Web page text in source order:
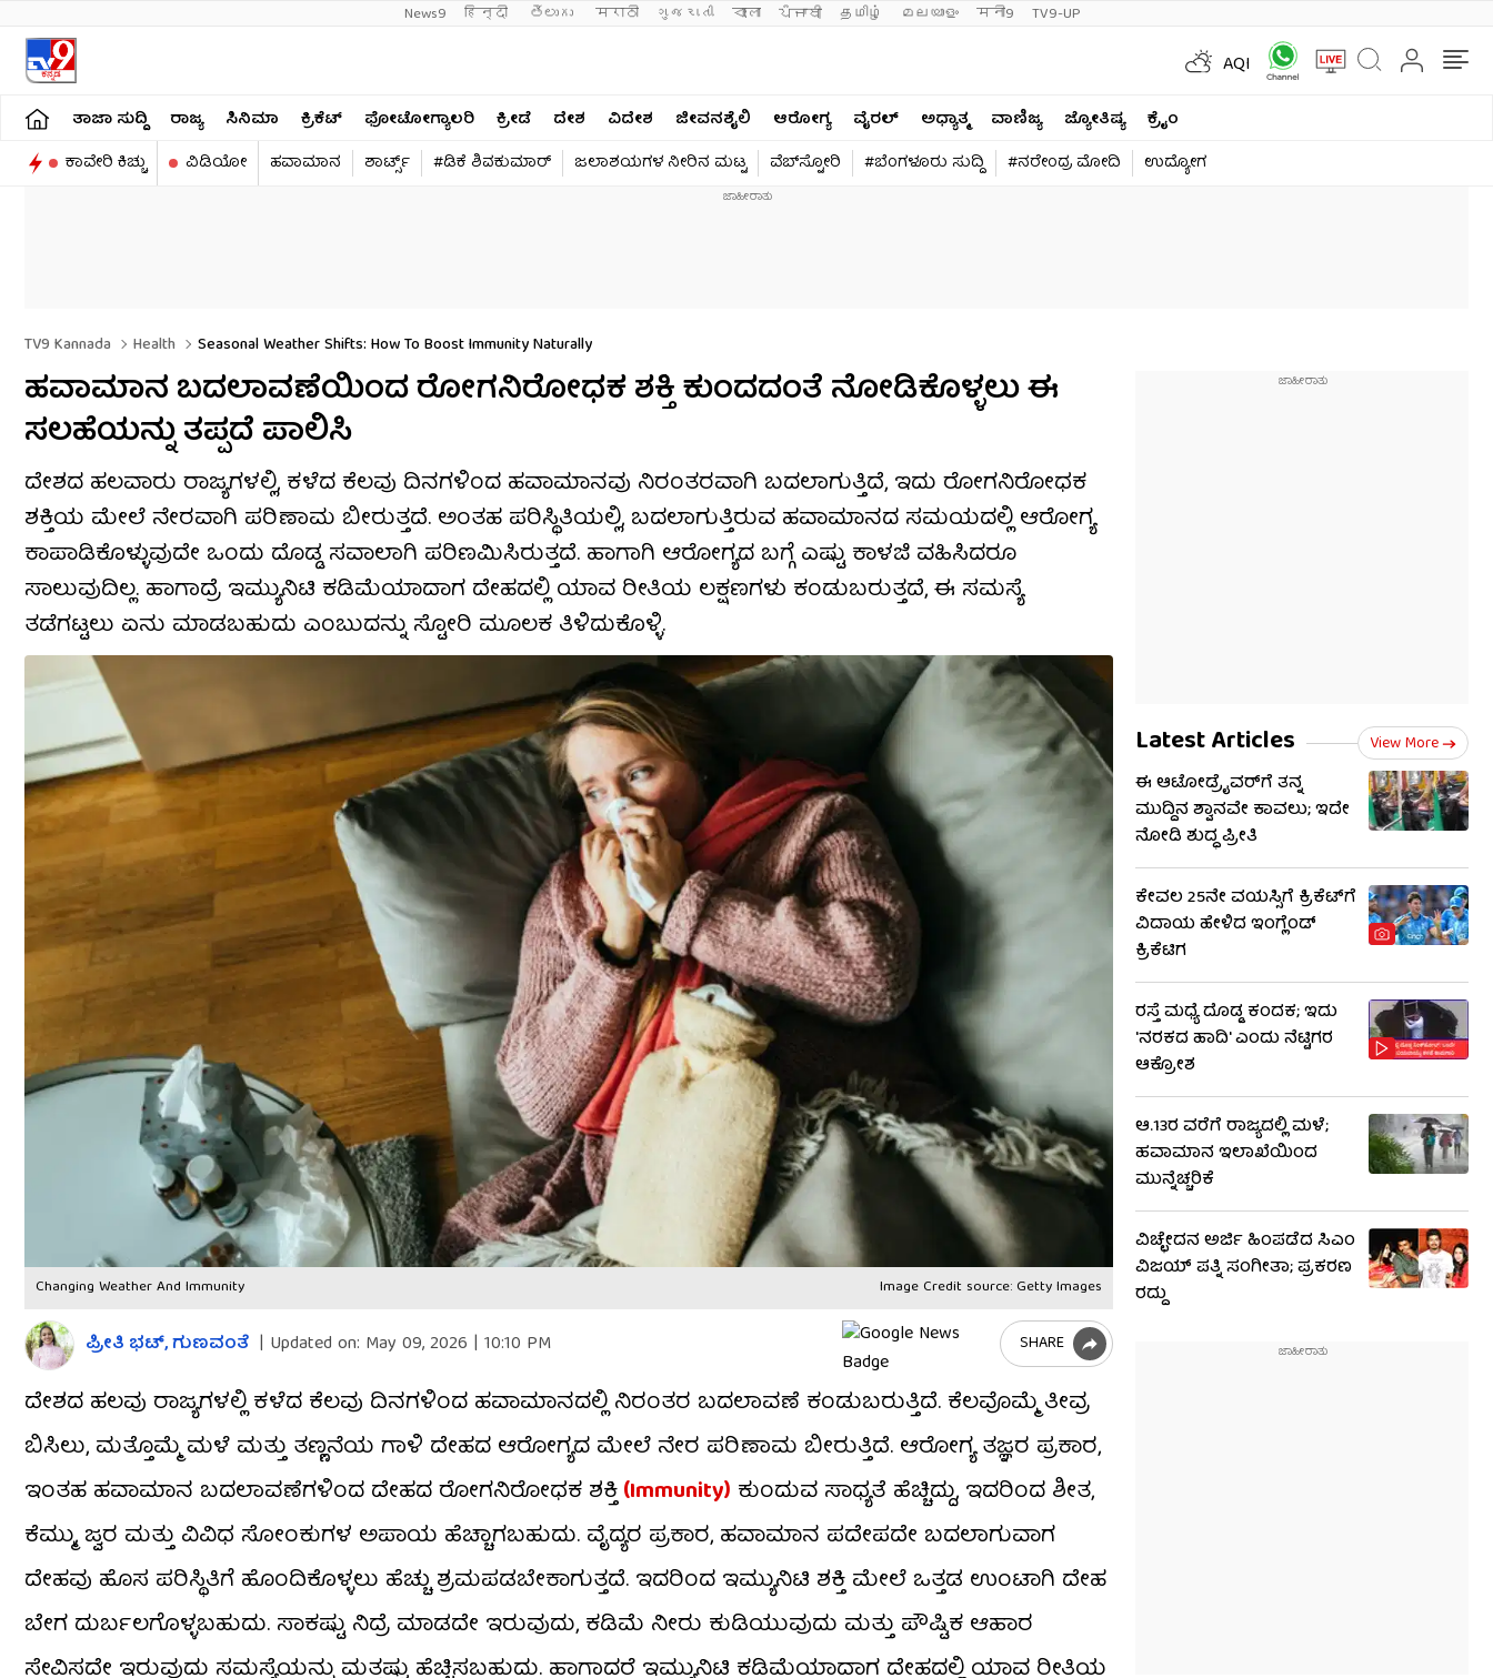
News9 हिन्दी తెలుగు मराठी ગુજરાતી বাংলা ਪੰਜਾਬੀ தமிழ் മലയാളം मनी9 TV9-UP
AQI
ತಾಜಾ ಸುದ್ದಿ ರಾಜ್ಯ ಸಿನಿಮಾ ಕ್ರಿಕೆಟ್​ ಫೋಟೋಗ್ಯಾಲರಿ ಕ್ರೀಡೆ ದೇಶ ವಿದೇಶ ಜೀವನಶೈಲಿ ಆರೋಗ್ಯ ವೈರಲ್​ ಅಧ್ಯಾತ್ಮ ವಾಣಿಜ್ಯ ಜ್ಯೋತಿಷ್ಯ
ಕ್ರೈಂ
ಕಾವೇರಿ ಕಿಚ್ಚು
ವಿಡಿಯೋ ಹವಾಮಾನ ಶಾರ್ಟ್ಸ್​ #ಡಿಕೆ ಶಿವಕುಮಾರ್​ ಜಲಾಶಯಗಳ ನೀರಿನ ಮಟ್ಟ ವೆಬ್​ಸ್ಟೋರಿ #ಬೆಂಗಳೂರು ಸುದ್ದಿ #ನರೇಂದ್ರ ಮೋದಿ ಉದ್ಯೋಗ
TV9 Kannada Health Seasonal Weather Shifts: How To Boost Immunity Naturally
ಹವಾಮಾನ ಬದಲಾವಣೆಯಿಂದ ರೋಗನಿರೋಧಕ ಶಕ್ತಿ ಕುಂದದಂತೆ ನೋಡಿಕೊಳ್ಳಲು ಈ
ಸಲಹೆಯನ್ನು ತಪ್ಪದೆ ಪಾಲಿಸಿ
ದೇಶದ ಹಲವಾರು ರಾಜ್ಯಗಳಲ್ಲಿ, ಕಳೆದ ಕೆಲವು ದಿನಗಳಿಂದ ಹವಾಮಾನವು ನಿರಂತರವಾಗಿ ಬದಲಾಗುತ್ತಿದೆ, ಇದು ರೋಗನಿರೋಧಕ
ಶಕ್ತಿಯ ಮೇಲೆ ನೇರವಾಗಿ ಪರಿಣಾಮ ಬೀರುತ್ತದೆ. ಅಂತಹ ಪರಿಸ್ಥಿತಿಯಲ್ಲಿ, ಬದಲಾಗುತ್ತಿರುವ ಹವಾಮಾನದ ಸಮಯದಲ್ಲಿ ಆರೋಗ್ಯ
ಕಾಪಾಡಿಕೊಳ್ಳುವುದೇ ಒಂದು ದೊಡ್ಡ ಸವಾಲಾಗಿ ಪರಿಣಮಿಸಿರುತ್ತದೆ. ಹಾಗಾಗಿ ಆರೋಗ್ಯದ ಬಗ್ಗೆ ಎಷ್ಟು ಕಾಳಜಿ ವಹಿಸಿದರೂ
ಸಾಲುವುದಿಲ್ಲ. ಹಾಗಾದ್ರೆ ಇಮ್ಯುನಿಟಿ ಕಡಿಮೆಯಾದಾಗ ದೇಹದಲ್ಲಿ ಯಾವ ರೀತಿಯ ಲಕ್ಷಣಗಳು ಕಂಡುಬರುತ್ತದೆ, ಈ ಸಮಸ್ಯೆ
ತಡೆಗಟ್ಟಲು ಏನು ಮಾಡಬಹುದು ಎಂಬುದನ್ನು ಸ್ಟೋರಿ ಮೂಲಕ ತಿಳಿದುಕೊಳ್ಳಿ.
Changing Weather And Immunity Image Credit source: Getty Images
ಪ್ರೀತಿ ಭಟ್​, ಗುಣವಂತೆ | Updated on: May 09, 2026 | 10:10 PM SHARE
ದೇಶದ ಹಲವು ರಾಜ್ಯಗಳಲ್ಲಿ ಕಳೆದ ಕೆಲವು ದಿನಗಳಿಂದ ಹವಾಮಾನದಲ್ಲಿ ನಿರಂತರ ಬದಲಾವಣೆ ಕಂಡುಬರುತ್ತಿದೆ. ಕೆಲವೊಮ್ಮೆ ತೀವ್ರ
ಬಿಸಿಲು, ಮತ್ತೊಮ್ಮೆ ಮಳೆ ಮತ್ತು ತಣ್ಣನೆಯ ಗಾಳಿ ದೇಹದ ಆರೋಗ್ಯದ ಮೇಲೆ ನೇರ ಪರಿಣಾಮ ಬೀರುತ್ತಿದೆ. ಆರೋಗ್ಯ ತಜ್ಞರ ಪ್ರಕಾರ,
ಇಂತಹ ಹವಾಮಾನ ಬದಲಾವಣೆಗಳಿಂದ ದೇಹದ ರೋಗನಿರೋಧಕ ಶಕ್ತಿ(Immunity) ಕುಂದುವ ಸಾಧ್ಯತೆ ಹೆಚ್ಚಿದ್ದು, ಇದರಿಂದ ಶೀತ,
ಕೆಮ್ಮು, ಜ್ವರ ಮತ್ತು ವಿವಿಧ ಸೋಂಕುಗಳ ಅಪಾಯ ಹೆಚ್ಚಾಗಬಹುದು. ವೈದ್ಯರ ಪ್ರಕಾರ, ಹವಾಮಾನ ಪದೇಪದೇ ಬದಲಾಗುವಾಗ
ದೇಹವು ಹೊಸ ಪರಿಸ್ಥಿತಿಗೆ ಹೊಂದಿಕೊಳ್ಳಲು ಹೆಚ್ಚು ಶ್ರಮಪಡಬೇಕಾಗುತ್ತದೆ. ಇದರಿಂದ ಇಮ್ಯುನಿಟಿ ಶಕ್ತಿ ಮೇಲೆ ಒತ್ತಡ ಉಂಟಾಗಿ ದೇಹ
ಬೇಗ ದುರ್ಬಲಗೊಳ್ಳಬಹುದು. ಸಾಕಷ್ಟು ನಿದ್ರೆ ಮಾಡದೇ ಇರುವುದು, ಕಡಿಮೆ ನೀರು ಕುಡಿಯುವುದು ಮತ್ತು ಪೌಷ್ಟಿಕ ಆಹಾರ
ಸೇವಿಸದೇ ಇರುವುದು ಸಮಸ್ಯೆಯನ್ನು ಮತ್ತಷ್ಟು ಹೆಚ್ಚಿಸಬಹುದು. ಹಾಗಾದರೆ ಇಮ್ಯುನಿಟಿ ಕಡಿಮೆಯಾದಾಗ ದೇಹದಲ್ಲಿ ಯಾವ ರೀತಿಯ
Latest Articles View More
ಈ ಆಟೋಡ್ರೈವರ್‌ಗೆ ತನ್ನ
ಮುದ್ದಿನ ಶ್ವಾನವೇ ಕಾವಲು; ಇದೇ
ನೋಡಿ ಶುದ್ಧ ಪ್ರೀತಿ
ಕೇವಲ 25ನೇ ವಯಸ್ಸಿಗೆ ಕ್ರಿಕೆಟ್​ಗೆ
ವಿದಾಯ ಹೇಳಿದ ಇಂಗ್ಲೆಂಡ್‌
ಕ್ರಿಕೆಟಿಗ
ರಸ್ತೆ ಮಧ್ಯೆ ದೊಡ್ಡ ಕಂದಕ; ಇದು
'ನರಕದ ಹಾದಿ' ಎಂದು ನೆಟ್ಟಿಗರ
ಆಕ್ರೋಶ
ಆ.13ರ ವರೆಗೆ ರಾಜ್ಯದಲ್ಲಿ ಮಳೆ;
ಹವಾಮಾನ ಇಲಾಖೆಯಿಂದ
ಮುನ್ನೆಚ್ಚರಿಕೆ
ವಿಚ್ಛೇದನ ಅರ್ಜಿ ಹಿಂಪಡೆದ ಸಿಎಂ
ವಿಜಯ್ ಪತ್ನಿ ಸಂಗೀತಾ; ಪ್ರಕರಣ
ರದ್ದು